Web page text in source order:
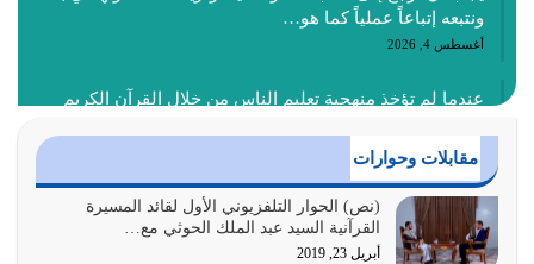
ونتبعه إتباعاً عملياً كما هو…
أغسطس 4, 2026
عندما لم تؤخذ منهجية تعليم الناس من خلال القرآن الكريم
أغسطس 3, 2026
الغاية من الصلاة هو ذكر الله (أقم الصلاة لذكري) إضافة إلى
{وَأَعِدُّوا لَهُمْ مَا…
أغسطس 2, 2026
مقابلات وحوارات
(نص) الحوار التلفزيوني الأول لقائد المسيرة
القرآنية السيد عبد الملك الحوثي مع…
أبريل 23, 2019